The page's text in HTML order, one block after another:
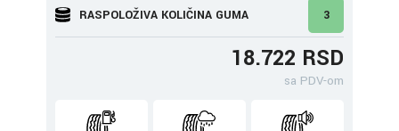
RASPOLOŽIVA KOLIČINA GUMA 3
18.722 RSD
sa PDV-om